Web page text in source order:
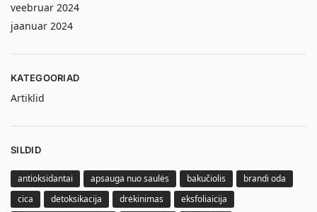
veebruar 2024
jaanuar 2024
KATEGOORIAD
Artiklid
SILDID
antioksidantai apsauga nuo saulės bakučiolis
brandi oda
cica
detoksikacija drėkinimas
eksfoliaicija